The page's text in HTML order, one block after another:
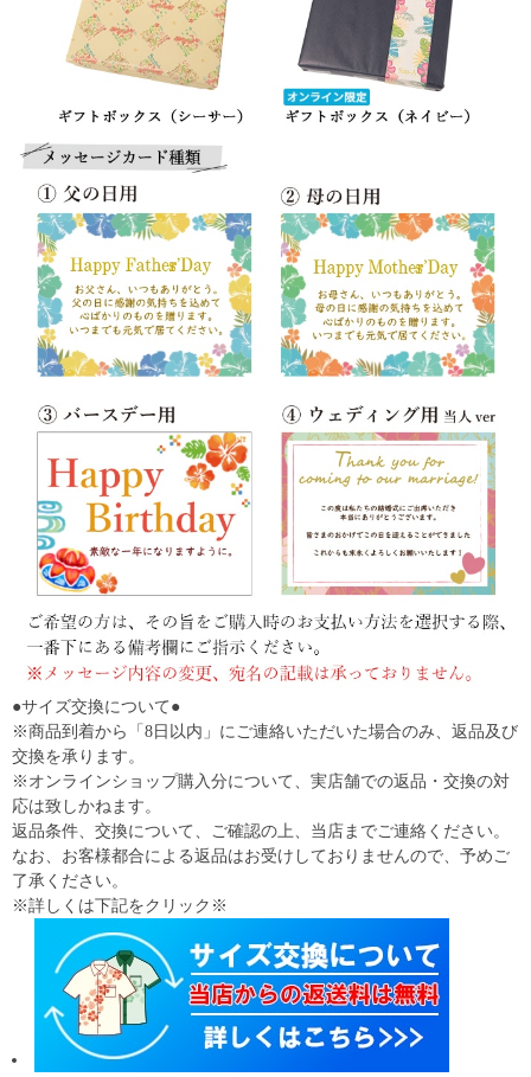
●サイズ交換について●
※商品到着から「8日以内」にご連絡いただいた場合のみ、返品及び
交換を承ります。
※オンラインショップ購入分について、実店舗での返品・交換の対
応は致しかねます。
返品条件、交換について、ご確認の上、当店までご連絡ください。
なお、お客様都合による返品はお受けしておりませんので、予めご
了承ください。
※詳しくは下記をクリック※